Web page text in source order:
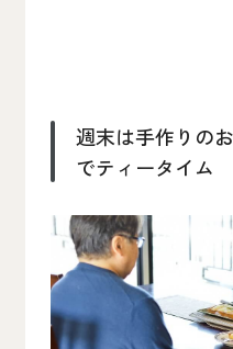
週末は手作りの
でティータイム